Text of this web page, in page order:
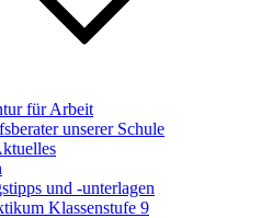
für Arbeit
unserer Schule
und -unterlagen
Klassenstufe 9